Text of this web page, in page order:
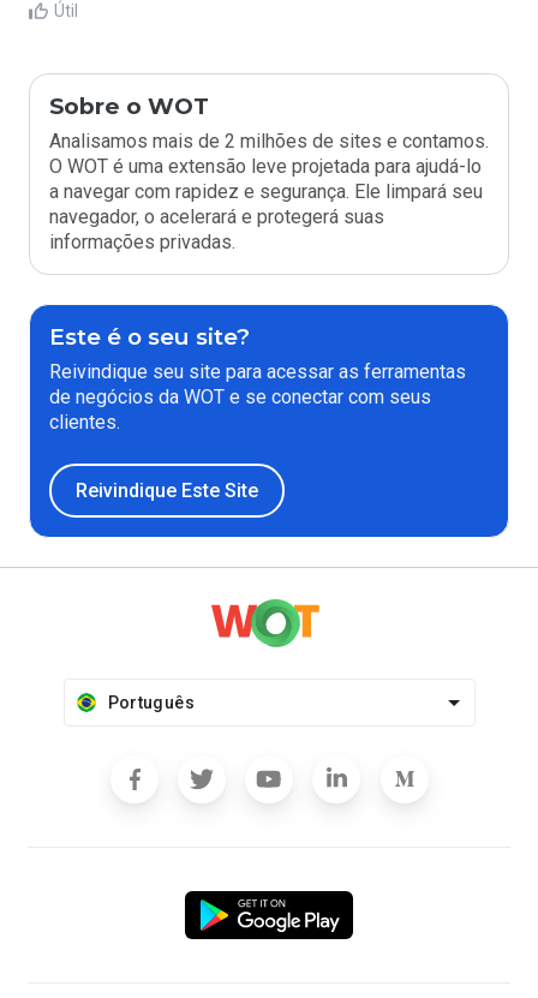
Útil
Sobre o WOT
Analisamos mais de 2 milhões de sites e contamos.
O WOT é uma extensão leve projetada para ajudá-lo
a navegar com rapidez e segurança. Ele limpará seu
navegador, o acelerará e protegerá suas
informações privadas.
Este é o seu site?
Reivindique seu site para acessar as ferramentas
de negócios da WOT e se conectar com seus
clientes.
Reivindique Este Site
Português